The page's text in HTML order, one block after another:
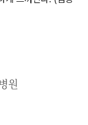
원